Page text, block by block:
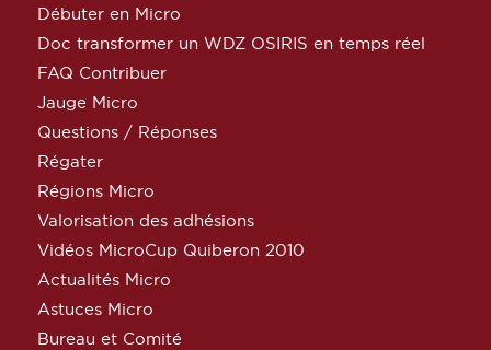
Débuter en Micro
Doc transformer un WDZ OSIRIS en temps réel
FAQ Contribuer
Jauge Micro
Questions / Réponses
Régater
Régions Micro
Valorisation des adhésions
Vidéos MicroCup Quiberon 2010
Actualités Micro
Astuces Micro
Bureau et Comité